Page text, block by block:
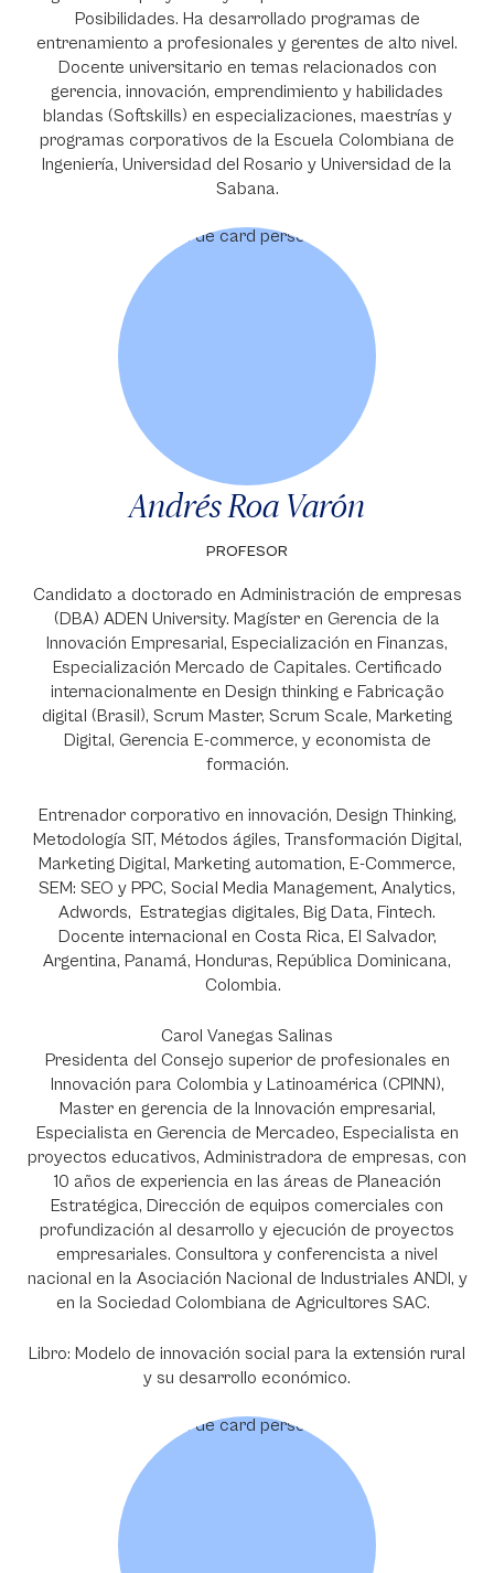
Posibilidades. Ha desarrollado programas de
entrenamiento a profesionales y gerentes de alto nivel.
Docente universitario en temas relacionados con
gerencia, innovación, emprendimiento y habilidades
blandas (Softskills) en especializaciones, maestrías y
programas corporativos de la Escuela Colombiana de
Ingeniería, Universidad del Rosario y Universidad de la
Sabana.
Andrés Roa Varón
PROFESOR
Candidato a doctorado en Administración de empresas
(DBA) ADEN University. Magíster en Gerencia de la
Innovación Empresarial, Especialización en Finanzas,
Especialización Mercado de Capitales. Certificado
internacionalmente en Design thinking e Fabricação
digital (Brasil), Scrum Master, Scrum Scale, Marketing
Digital, Gerencia E-commerce, y economista de
formación.
Entrenador corporativo en innovación, Design Thinking,
Metodología SIT, Métodos ágiles, Transformación Digital,
Marketing Digital, Marketing automation, E-Commerce,
SEM: SEO y PPC, Social Media Management, Analytics,
Adwords, Estrategias digitales, Big Data, Fintech.
Docente internacional en Costa Rica, El Salvador,
Argentina, Panamá, Honduras, República Dominicana,
Colombia.
Carol Vanegas Salinas
Presidenta del Consejo superior de profesionales en
Innovación para Colombia y Latinoamérica (CPINN),
Master en gerencia de la Innovación empresarial,
Especialista en Gerencia de Mercadeo, Especialista en
proyectos educativos, Administradora de empresas, con
10 años de experiencia en las áreas de Planeación
Estratégica, Dirección de equipos comerciales con
profundización al desarrollo y ejecución de proyectos
empresariales. Consultora y conferencista a nivel
nacional en la Asociación Nacional de Industriales ANDI, y
en la Sociedad Colombiana de Agricultores SAC.
Libro: Modelo de innovación social para la extensión rural
y su desarrollo económico.